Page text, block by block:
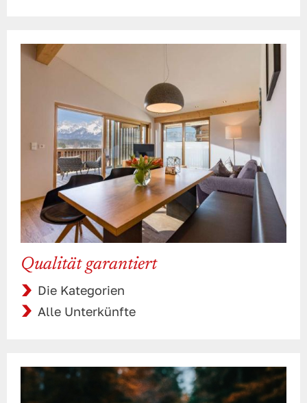
Qualität garantiert
Die Kategorien
Alle Unterkünfte